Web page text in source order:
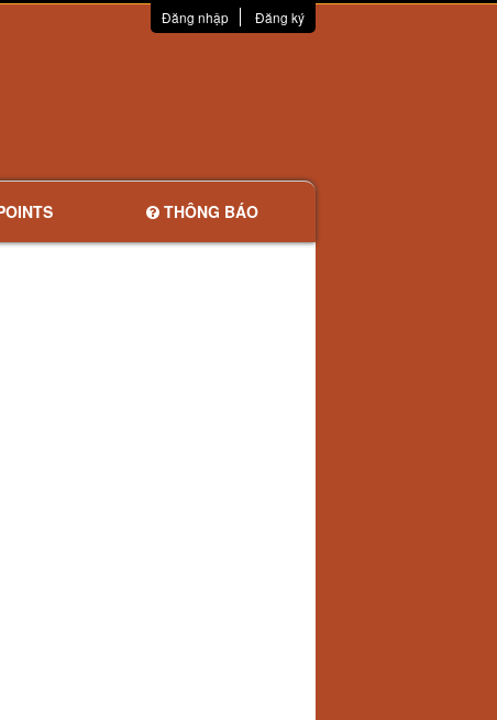
Đăng nhập Đăng ký
THÔNG BÁO